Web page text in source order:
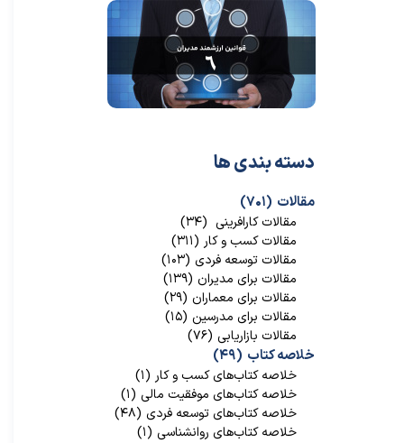
مقالات (۷۰۱)
مقالات کارافرینی (۳۴)
مقالات کسب و کار (۳۱۱)
مقالات توسعه فردی (۱۰۳)
مقالات برای مدیران (۱۳۹)
مقالات برای معماران (۲۹)
مقالات برای مدرسین (۱۵)
مقالات بازاریابی (۷۶)
خلاصه کتاب (۴۹)
خلاصه کتاب‌‌های کسب و کار (۱)
خلاصه کتاب‌‌های موفقیت مالی (۱)
خلاصه کتاب‌های توسعه فردی (۴۸)
خلاصه کتاب‌های روانشناسی (۱)
دسته بندی ها